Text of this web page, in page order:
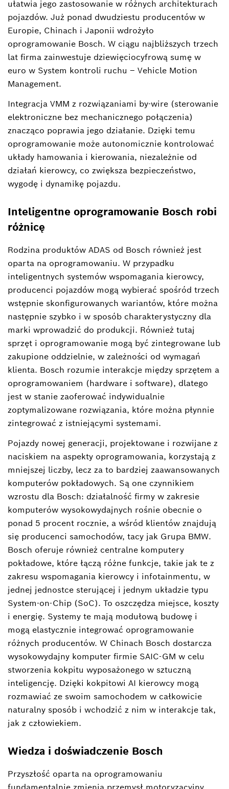
ułatwia jego zastosowanie w różnych architekturach
pojazdów. Już ponad dwudziestu producentów w
Europie, Chinach i Japonii wdrożyło
oprogramowanie Bosch. W ciągu najbliższych trzech
lat firma zainwestuje dziewięciocyfrową sumę w
euro w System kontroli ruchu – Vehicle Motion
Management.
Integracja VMM z rozwiązaniami by-wire (sterowanie
elektroniczne bez mechanicznego połączenia)
znacząco poprawia jego działanie. Dzięki temu
oprogramowanie może autonomicznie kontrolować
układy hamowania i kierowania, niezależnie od
działań kierowcy, co zwiększa bezpieczeństwo,
wygodę i dynamikę pojazdu.
Inteligentne oprogramowanie Bosch robi
różnicę
Rodzina produktów ADAS od Bosch również jest
oparta na oprogramowaniu. W przypadku
inteligentnych systemów wspomagania kierowcy,
producenci pojazdów mogą wybierać spośród trzech
wstępnie skonfigurowanych wariantów, które można
następnie szybko i w sposób charakterystyczny dla
marki wprowadzić do produkcji. Również tutaj
sprzęt i oprogramowanie mogą być zintegrowane lub
zakupione oddzielnie, w zależności od wymagań
klienta. Bosch rozumie interakcje między sprzętem a
oprogramowaniem (hardware i software), dlatego
jest w stanie zaoferować indywidualnie
zoptymalizowane rozwiązania, które można płynnie
zintegrować z istniejącymi systemami.
Pojazdy nowej generacji, projektowane i rozwijane z
naciskiem na aspekty oprogramowania, korzystają z
mniejszej liczby, lecz za to bardziej zaawansowanych
komputerów pokładowych. Są one czynnikiem
wzrostu dla Bosch: działalność firmy w zakresie
komputerów wysokowydajnych rośnie obecnie o
ponad 5 procent rocznie, a wśród klientów znajdują
się producenci samochodów, tacy jak Grupa BMW.
Bosch oferuje również centralne komputery
pokładowe, które łączą różne funkcje, takie jak te z
zakresu wspomagania kierowcy i infotainmentu, w
jednej jednostce sterującej i jednym układzie typu
System-on-Chip (SoC). To oszczędza miejsce, koszty
i energię. Systemy te mają modułową budowę i
mogą elastycznie integrować oprogramowanie
różnych producentów. W Chinach Bosch dostarcza
wysokowydajny komputer firmie SAIC-GM w celu
stworzenia kokpitu wyposażonego w sztuczną
inteligencję. Dzięki kokpitowi AI kierowcy mogą
rozmawiać ze swoim samochodem w całkowicie
naturalny sposób i wchodzić z nim w interakcje tak,
jak z człowiekiem.
Wiedza i doświadczenie Bosch
Przyszłość oparta na oprogramowaniu